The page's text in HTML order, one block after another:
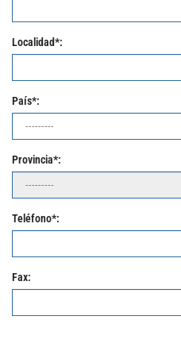
Localidad*:
País*:
Provincia*:
Teléfono*:
Fax: